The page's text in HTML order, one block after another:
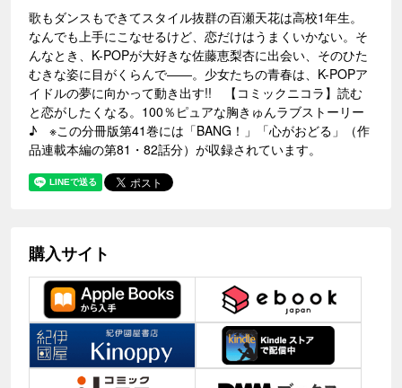
歌もダンスもできてスタイル抜群の百瀬天花は高校1年生。
なんでも上手にこなせるけど、恋だけはうまくいかない。そ
んなとき、K-POPが大好きな佐藤恵梨杏に出会い、そのひた
むきな姿に目がくらんで――。少女たちの青春は、K-POPア
イドルの夢に向かって動き出す!! 【コミックニコラ】読む
と恋がしたくなる。100％ピュアな胸きゅんラブストーリー
♪ ※この分冊版第41巻には「BANG！」「心がおどる」（作
品連載本編の第81・82話分）が収録されています。
購入サイト